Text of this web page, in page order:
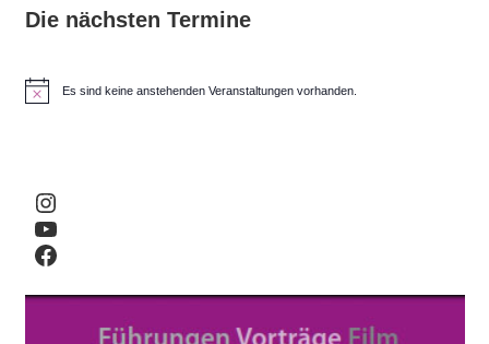
Die nächsten Termine
Es sind keine anstehenden Veranstaltungen vorhanden.
Instagram
YouTube
Facebook